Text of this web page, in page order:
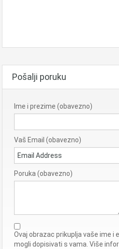
Pošalji poruku
Ime i prezime (obavezno)
Vaš Email (obavezno)
Poruka (obavezno)
Ovaj obrazac prikuplja vaše ime i
mogli dopisivati ​​s vama. Više